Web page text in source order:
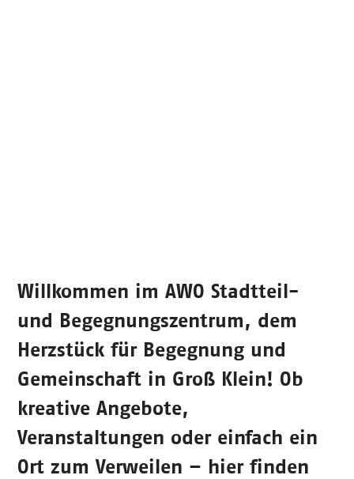
Willkommen imAWO Stadtteil-
und Begegnungszentrum, dem
Herzstück für Begegnung und
Gemeinschaft in Groß Klein! Ob
kreative Angebote,
Veranstaltungen oder einfach ein
Ort zum Verweilen – hier finden